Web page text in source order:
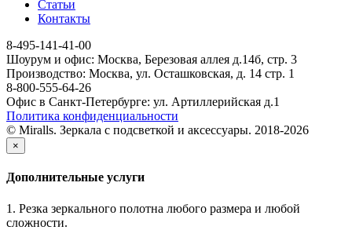
Статьи
Контакты
8-495-141-41-00
Шоурум и офис: Москва, Березовая аллея д.14б, стр. 3
Производство: Москва, ул. Осташковская, д. 14 стр. 1
8-800-555-64-26
Офис в Санкт-Петербурге: ул. Артиллерийская д.1
Политика конфиденциальности
© Miralls. Зеркала с подсветкой и аксессуары. 2018-2026
×
Дополнительные услуги
1. Резка зеркального полотна любого размера и любой
сложности.